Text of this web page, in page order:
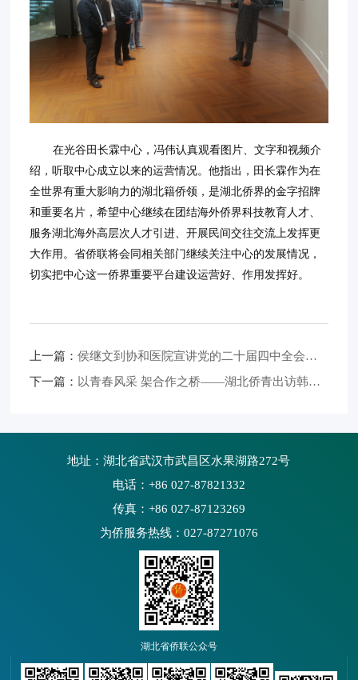
在光谷田长霖中心，冯伟认真观看图片、文字和视频介
绍，听取中心成立以来的运营情况。他指出，田长霖作为在
全世界有重大影响力的湖北籍侨领，是湖北侨界的金字招牌
和重要名片，希望中心继续在团结海外侨界科技教育人才、
服务湖北海外高层次人才引进、开展民间交往交流上发挥更
大作用。省侨联将会同相关部门继续关注中心的发展情况，
切实把中心这一侨界重要平台建设运营好、作用发挥好。
上一篇：侯继文到协和医院宣讲党的二十届四中全会精神
下一篇： 以青春风采 架合作之桥——湖北侨青出访韩国载誉归来
地址：湖北省武汉市武昌区水果湖路272号
电话：+86 027-87821332
传真：+86 027-87123269
为侨服务热线：027-87271076
湖北省侨联公众号